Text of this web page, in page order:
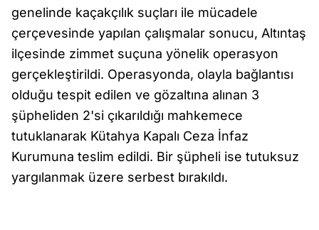
genelinde kaçakçılık suçları ile mücadele
çerçevesinde yapılan çalışmalar sonucu, Altıntaş
ilçesinde zimmet suçuna yönelik operasyon
gerçekleştirildi. Operasyonda, olayla bağlantısı
olduğu tespit edilen ve gözaltına alınan 3
şüpheliden 2'si çıkarıldığı mahkemece
tutuklanarak Kütahya Kapalı Ceza İnfaz
Kurumuna teslim edildi. Bir şüpheli ise tutuksuz
yargılanmak üzere serbest bırakıldı.